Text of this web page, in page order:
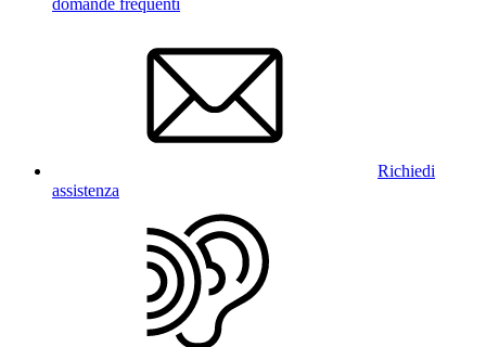
domande frequenti
Richiedi
assistenza